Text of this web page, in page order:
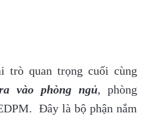
trò quan trọng cuối cùng
vào phòng ngủ, phòng
Đây là bộ phận nắm